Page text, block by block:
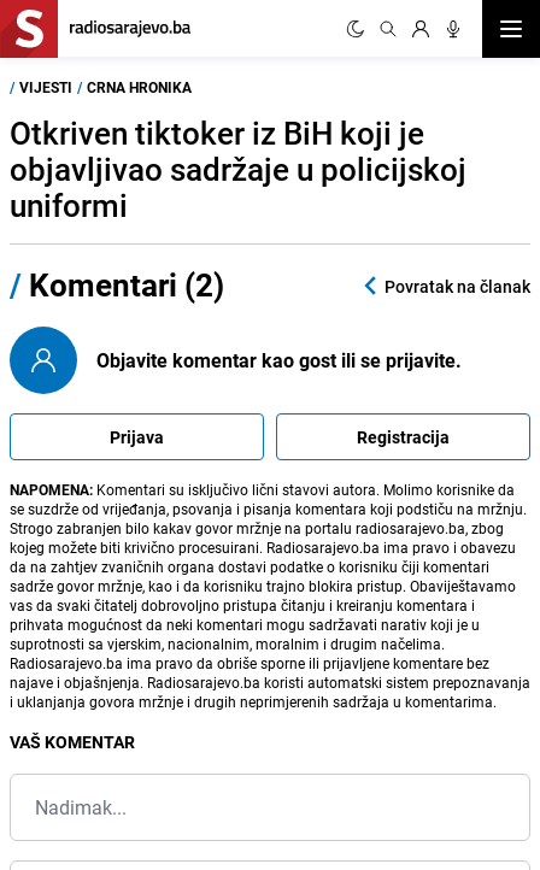
/ VIJESTI / CRNA HRONIKA
Otkriven tiktoker iz BiH koji je
objavljivao sadržaje u policijskoj
uniformi
/ Komentari (2) Povratak na članak
Objavite komentar kao gost ili se prijavite.
Prijava Registracija
NAPOMENA: Komentari su isključivo lični stavovi autora. Molimo korisnike da
se suzdrže od vrijeđanja, psovanja i pisanja komentara koji podstiču na mržnju.
Strogo zabranjen bilo kakav govor mržnje na portalu radiosarajevo.ba, zbog
kojeg možete biti krivično procesuirani. Radiosarajevo.ba ima pravo i obavezu
da na zahtjev zvaničnih organa dostavi podatke o korisniku čiji komentari
sadrže govor mržnje, kao i da korisniku trajno blokira pristup. Obaviještavamo
vas da svaki čitatelj dobrovoljno pristupa čitanju i kreiranju komentara i
prihvata mogućnost da neki komentari mogu sadržavati narativ koji je u
suprotnosti sa vjerskim, nacionalnim, moralnim i drugim načelima.
Radiosarajevo.ba ima pravo da obriše sporne ili prijavljene komentare bez
najave i objašnjenja. Radiosarajevo.ba koristi automatski sistem prepoznavanja
i uklanjanja govora mržnje i drugih neprimjerenih sadržaja u komentarima.
VAŠ KOMENTAR